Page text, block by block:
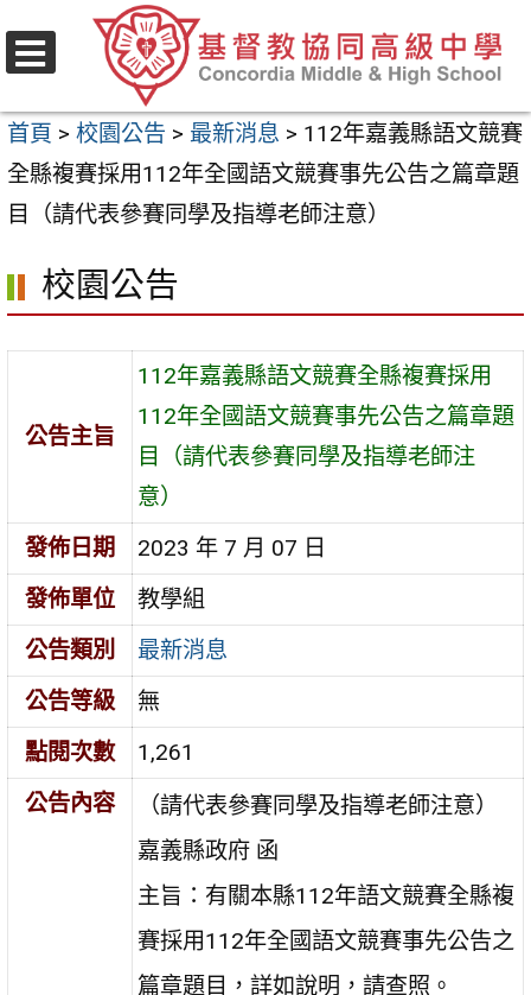
至
要
內
容
首頁 > 校園公告 > 最新消息 > 112年嘉義縣語文競賽
全縣複賽採用112年全國語文競賽事先公告之篇章題
目（請代表參賽同學及指導老師注意）
校園公告
公告主旨
112年嘉義縣語文競賽全縣複賽採用
112年全國語文競賽事先公告之篇章題
目（請代表參賽同學及指導老師注
意）
發佈日期
2023 年 7 月 07 日
發佈單位
教學組
公告類別
最新消息
公告等級
無
點閱次數
1,261
公告內容
（請代表參賽同學及指導老師注意）
嘉義縣政府 函
主旨：有關本縣112年語文競賽全縣複
賽採用112年全國語文競賽事先公告之
篇章題目，詳如說明，請查照。
選
單